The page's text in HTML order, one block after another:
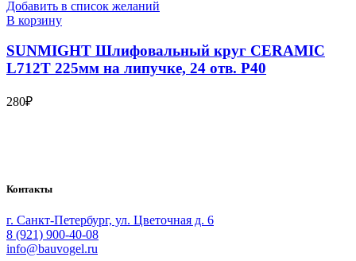
Добавить в список желаний
В корзину
SUNMIGHT Шлифовальный круг CERAMIC
L712T 225мм на липучке, 24 отв. P40
280₽
Контакты
г. Санкт-Петербург, ул. Цветочная д. 6
8 (921) 900-40-08
info@bauvogel.ru